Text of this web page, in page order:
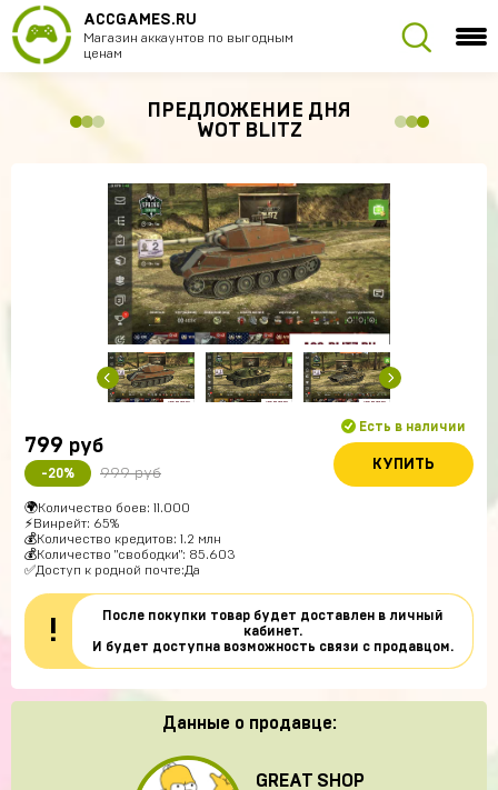
ACCGAMES.RU
Магазин аккаунтов по выгодным
ценам
ПРЕДЛОЖЕНИЕ ДНЯ
WOT BLITZ
799 руб
-20% 999 руб
Есть в наличии
КУПИТЬ
🌍Количество боев: 11.000
⚡Винрейт: 65%
💰Количество кредитов: 1.2 млн
💰Количество "свободки": 85.603
✅Доступ к родной почте:Да
!
После покупки товар будет доставлен в личный
кабинет.
И будет доступна возможность связи с продавцом.
Данные о продавце:
GREAT SHOP